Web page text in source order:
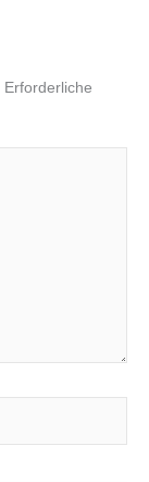
Erforderliche